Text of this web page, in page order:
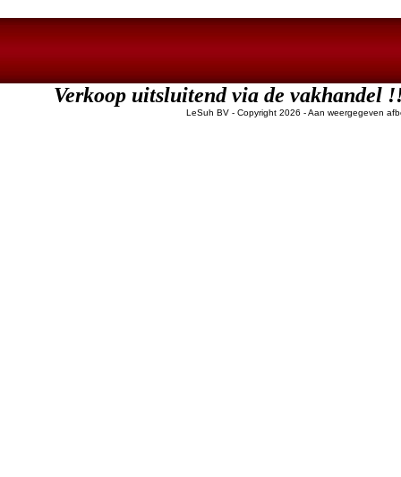
Verkoop uitsluitend via de
LeSuh BV - Copyright 2026 - Aan weergegeven